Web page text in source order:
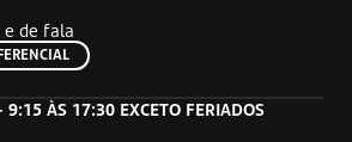
de fala
9:15 ÀS 17:30 EXCETO FERIADOS